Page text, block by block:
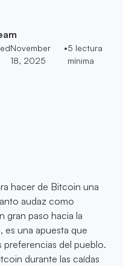
November
18, 2025
•5 lectura
mínima
hacer de Bitcoin una
audaz como
gran paso hacia la
una apuesta que
preferencias del pueblo.
durante las caídas